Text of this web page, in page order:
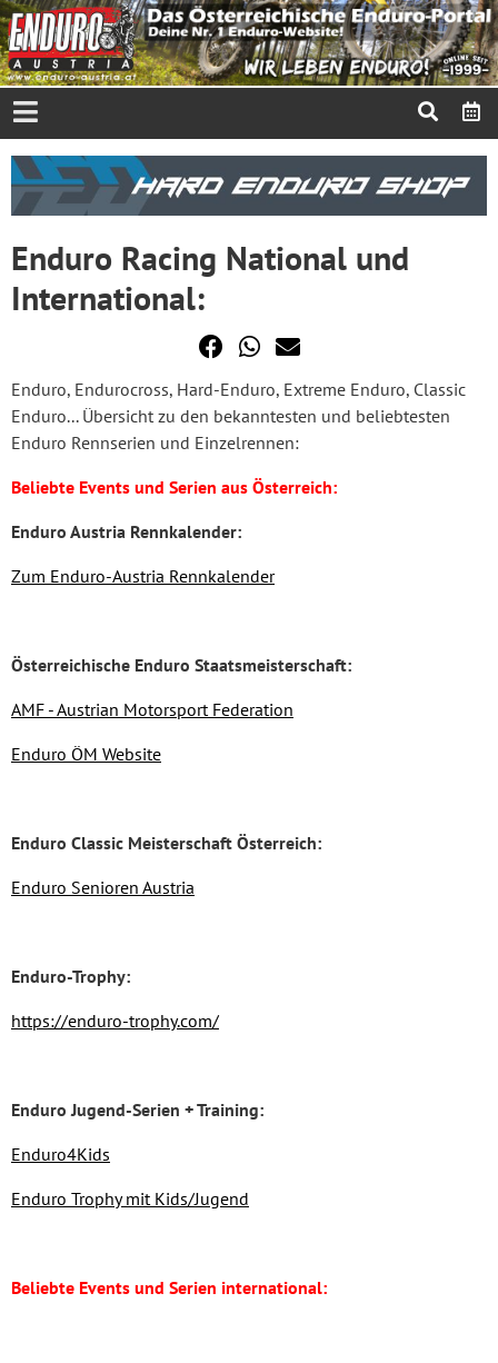
Enduro Racing National und
International:
Enduro, Endurocross, Hard-Enduro, Extreme Enduro, Classic
Enduro... Übersicht zu den bekanntesten und beliebtesten
Enduro Rennserien und Einzelrennen:
Beliebte Events und Serien aus Österreich:
Enduro Austria Rennkalender:
Zum Enduro-Austria Rennkalender
Österreichische Enduro Staatsmeisterschaft:
AMF - Austrian Motorsport Federation
Enduro ÖM Website
Enduro Classic Meisterschaft Österreich:
Enduro Senioren Austria
Enduro-Trophy:
https://enduro-trophy.com/
Enduro Jugend-Serien + Training:
Enduro4Kids
Enduro Trophy mit Kids/Jugend
Beliebte Events und Serien international: